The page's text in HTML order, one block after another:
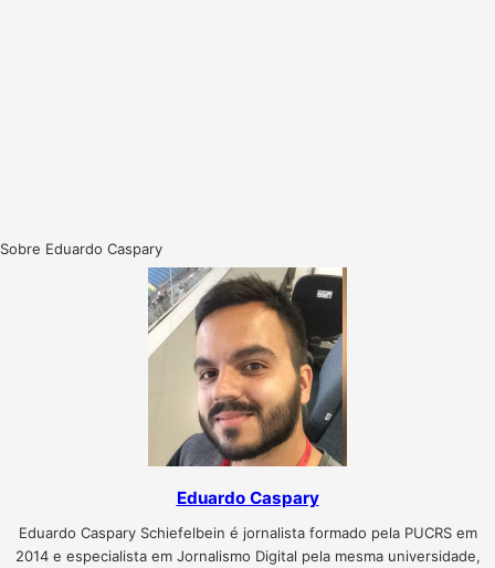
Sobre Eduardo Caspary
Eduardo Caspary
Eduardo Caspary Schiefelbein é jornalista formado pela PUCRS em
2014 e especialista em Jornalismo Digital pela mesma universidade,